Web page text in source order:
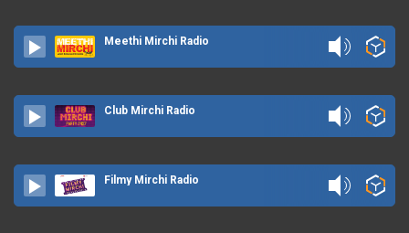
Meethi Mirchi Radio
Club Mirchi Radio
Filmy Mirchi Radio